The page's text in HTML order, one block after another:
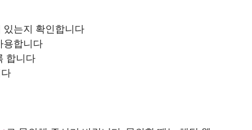
있는지 확인합니다
용합니다
합니다